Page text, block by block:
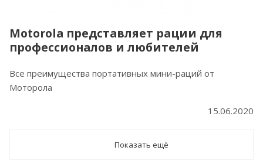
Motorola представляет рации для
профессионалов и любителей
Все преимущества портативных мини-раций от
Моторола
15.06.2020
Показать ещё